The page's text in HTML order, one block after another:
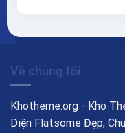
Về chúng tôi
Khotheme.org - Kho
Diện Flatsome Đẹp,